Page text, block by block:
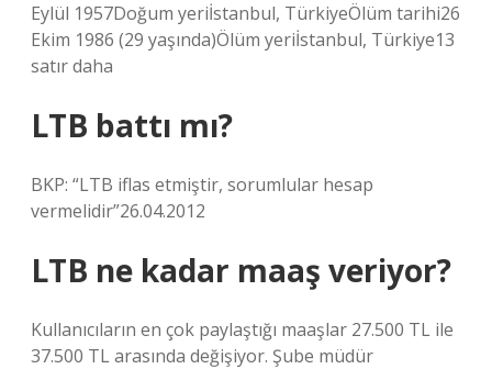
Eylül 1957Doğum yeriİstanbul, TürkiyeÖlüm tarihi26
Ekim 1986 (29 yaşında)Ölüm yeriİstanbul, Türkiye13
satır daha
LTB battı mı?
BKP: “LTB iflas etmiştir, sorumlular hesap
vermelidir”26.04.2012
LTB ne kadar maaş veriyor?
Kullanıcıların en çok paylaştığı maaşlar 27.500 TL ile
37.500 TL arasında değişiyor. Şube müdür